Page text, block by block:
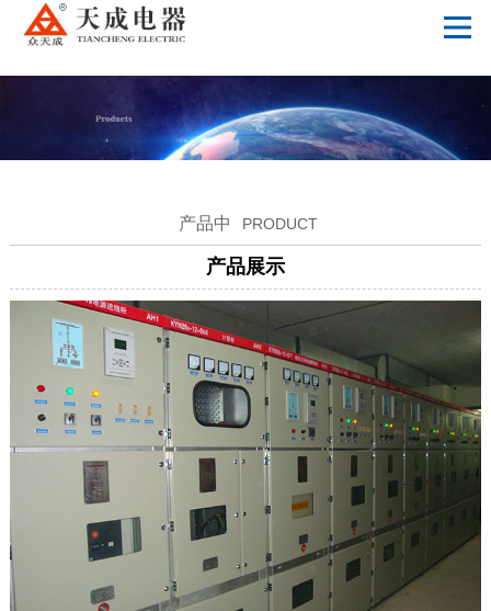
星空体育app网页版入口_星空（中国）
产品中 PRODUCT
产品展示